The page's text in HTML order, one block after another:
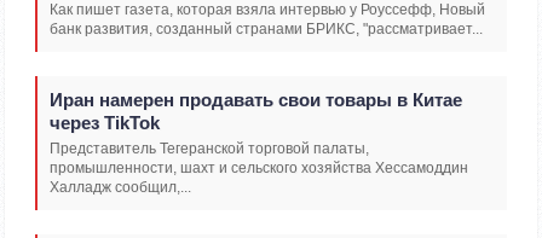
Как пишет газета, которая взяла интервью у Роуссефф, Новый
банк развития, созданный странами БРИКС, "рассматривает...
Иран намерен продавать свои товары в Китае
через TikTok
Представитель Тегеранской торговой палаты,
промышленности, шахт и сельского хозяйства Хессамоддин
Халладж сообщил,...